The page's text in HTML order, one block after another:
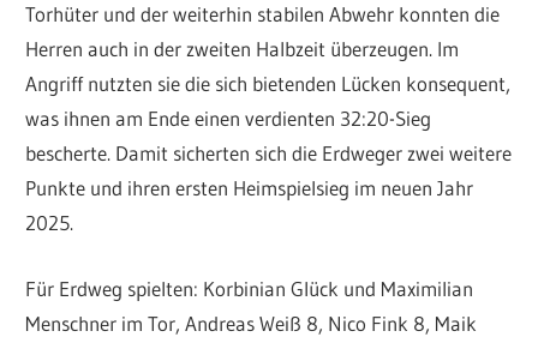
Torhüter und der weiterhin stabilen Abwehr konnten die
Herren auch in der zweiten Halbzeit überzeugen. Im
Angriff nutzten sie die sich bietenden Lücken konsequent,
was ihnen am Ende einen verdienten 32:20-Sieg
bescherte. Damit sicherten sich die Erdweger zwei weitere
Punkte und ihren ersten Heimspielsieg im neuen Jahr
2025.
Für Erdweg spielten: Korbinian Glück und Maximilian
Menschner im Tor, Andreas Weiß 8, Nico Fink 8, Maik